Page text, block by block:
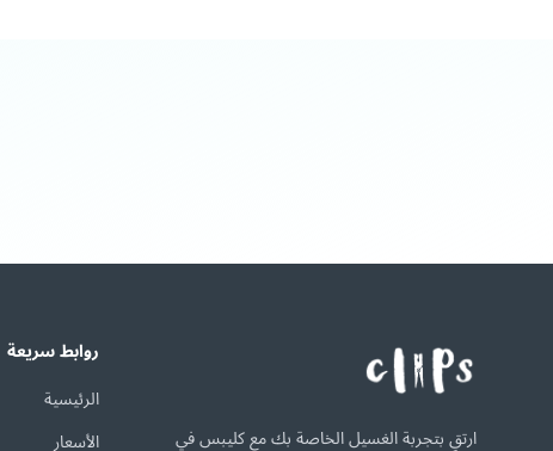
ارتقِ بتجربة الغسيل الخاصة بك مع كليبس في
روابط سريعة
الرئيسية
الأسعار